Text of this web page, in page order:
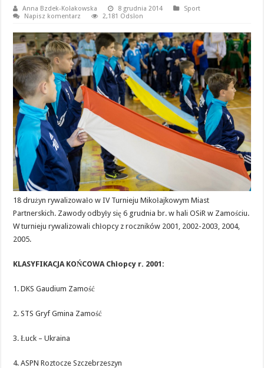
Anna Bzdek-Kołakowska 8 grudnia 2014
Sport
Napisz komentarz
2,181 Odsłon
18 drużyn rywalizowało w IV Turnieju Mikołajkowym Miast
Partnerskich. Zawody odbyły się 6 grudnia br. w hali OSiR w Zamościu.
W turnieju rywalizowali chłopcy z roczników 2001, 2002-2003, 2004,
2005.
KLASYFIKACJA KOŃCOWA Chłopcy r. 2001:
1. DKS Gaudium Zamość
2. STS Gryf Gmina Zamość
3. Łuck – Ukraina
4. ASPN Roztocze Szczebrzeszyn